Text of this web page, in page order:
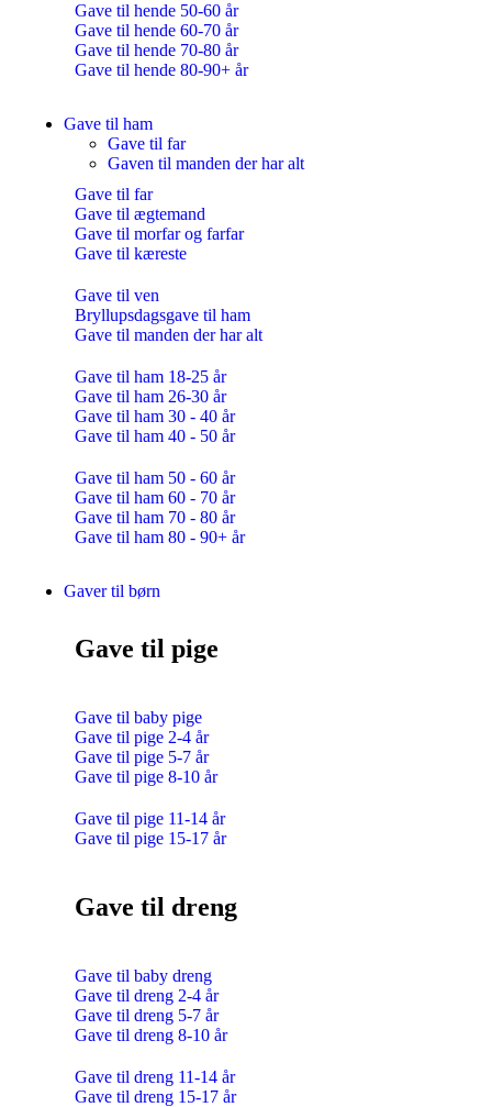
Gave til hende 50-60 år
Gave til hende 60-70 år
Gave til hende 70-80 år
Gave til hende 80-90+ år
Gave til ham
Gave til far
Gaven til manden der har alt
Gave til far
Gave til ægtemand
Gave til morfar og farfar
Gave til kæreste
Gave til ven
Bryllupsdagsgave til ham
Gave til manden der har alt
Gave til ham 18-25 år
Gave til ham 26-30 år
Gave til ham 30 - 40 år
Gave til ham 40 - 50 år
Gave til ham 50 - 60 år
Gave til ham 60 - 70 år
Gave til ham 70 - 80 år
Gave til ham 80 - 90+ år
Gaver til børn
Gave til pige
Gave til baby pige
Gave til pige 2-4 år
Gave til pige 5-7 år
Gave til pige 8-10 år
Gave til pige 11-14 år
Gave til pige 15-17 år
Gave til dreng
Gave til baby dreng
Gave til dreng 2-4 år
Gave til dreng 5-7 år
Gave til dreng 8-10 år
Gave til dreng 11-14 år
Gave til dreng 15-17 år